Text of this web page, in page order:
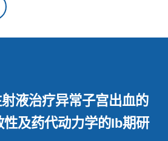
液治疗异常子宫出血的
性及药代动力学的Ib期研